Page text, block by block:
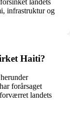
infrastruktur og
Haiti?
forårsaget
landets